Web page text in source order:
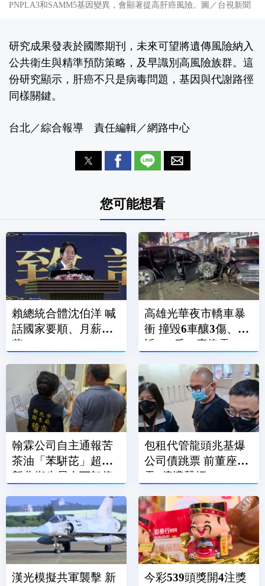
PNPLA3和SAMM5基因變異，會顯著提高肝癌風險。圖／台視新聞
研究成果發表於國際期刊，未來可望將遺傳風險納入
公共衛生與精準預防策略，及早識別高風險族群。這
份研究顯示，肝癌不只是病毒問題，基因與代謝路徑
同樣關鍵。
台北／綜合報導 責任編輯／網路中心
您可能想看
賴總統合體沈伯洋 喊
話國家要順、月薪破3
萬
高雄光華夜市轎車暴
衝 撞毀6車釀3傷、附
近600戶一度停電
翰霖公司自主通報苦
茶油「苯駢芘」超標
新北衛生局令下架停
包租代管龍頭兆基爆
公司債跳票 前董座涉
吞7億遭聲押
漢光模擬共軍襲擊 新
今彩539頭獎開4注獎